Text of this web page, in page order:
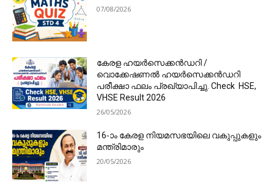
07/08/2026
കേരള ഹയർസെക്കൻഡറി /
വൊക്കേഷണൽ ഹയർസെക്കൻഡറി
പരീക്ഷാ ഫലം പ്രഖ്യാപിച്ചു. Check HSE,
VHSE Result 2026
26/05/2026
16-ാം കേരള നിയമസഭയിലെ വകുപ്പുകളും
മന്ത്രിമാരും
20/05/2026